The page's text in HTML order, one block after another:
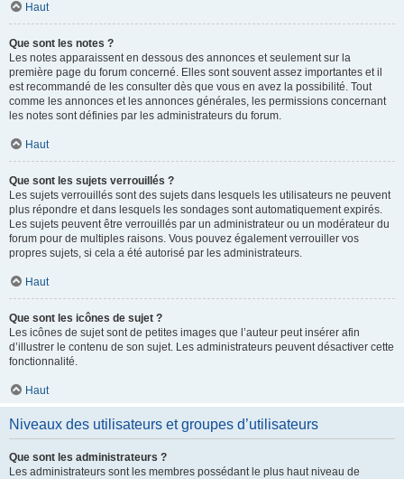
Haut
Que sont les notes ?
Les notes apparaissent en dessous des annonces et seulement sur la
première page du forum concerné. Elles sont souvent assez importantes et il
est recommandé de les consulter dès que vous en avez la possibilité. Tout
comme les annonces et les annonces générales, les permissions concernant
les notes sont définies par les administrateurs du forum.
Haut
Que sont les sujets verrouillés ?
Les sujets verrouillés sont des sujets dans lesquels les utilisateurs ne peuvent
plus répondre et dans lesquels les sondages sont automatiquement expirés.
Les sujets peuvent être verrouillés par un administrateur ou un modérateur du
forum pour de multiples raisons. Vous pouvez également verrouiller vos
propres sujets, si cela a été autorisé par les administrateurs.
Haut
Que sont les icônes de sujet ?
Les icônes de sujet sont de petites images que l’auteur peut insérer afin
d’illustrer le contenu de son sujet. Les administrateurs peuvent désactiver cette
fonctionnalité.
Haut
Niveaux des utilisateurs et groupes d’utilisateurs
Que sont les administrateurs ?
Les administrateurs sont les membres possédant le plus haut niveau de